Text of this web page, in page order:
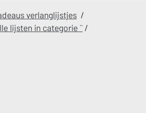
verlanglijstjes /
lijsten in categorie `` /